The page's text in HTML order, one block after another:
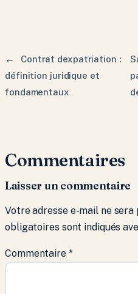
←
Contrat dexpatriation :
définition juridique et
fondamentaux
Commentaires
Laisser un commentaire
Votre adresse e-mail ne sera
obligatoires sont indiqués
Commentaire *